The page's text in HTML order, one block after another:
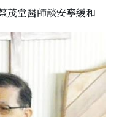
茂堂醫師談安寧緩和